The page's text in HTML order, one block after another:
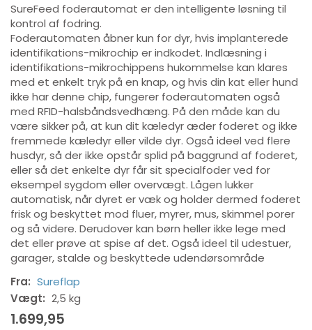
SureFeed foderautomat er den intelligente løsning til
kontrol af fodring.
Foderautomaten åbner kun for dyr, hvis implanterede
identifikations-mikrochip er indkodet. Indlæsning i
identifikations-mikrochippens hukommelse kan klares
med et enkelt tryk på en knap, og hvis din kat eller hund
ikke har denne chip, fungerer foderautomaten også
med RFID-halsbåndsvedhæng. På den måde kan du
være sikker på, at kun dit kæledyr æder foderet og ikke
fremmede kæledyr eller vilde dyr. Også ideel ved flere
husdyr, så der ikke opstår splid på baggrund af foderet,
eller så det enkelte dyr får sit specialfoder ved for
eksempel sygdom eller overvægt. Lågen lukker
automatisk, når dyret er væk og holder dermed foderet
frisk og beskyttet mod fluer, myrer, mus, skimmel porer
og så videre. Derudover kan børn heller ikke lege med
det eller prøve at spise af det. Også ideel til udestuer,
garager, stalde og beskyttede udendørsområde
Fra: Sureflap
Vægt: 2,5 kg
1.699,95